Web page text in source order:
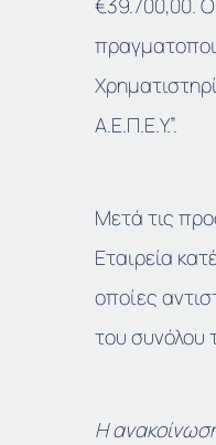
€39.700,00.
Α.Ε.Π.Ε.Υ.”.
Μετά τις
Εταιρεία
οποίες
του συνόλου
Η